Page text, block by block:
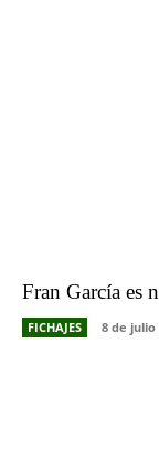
Fran García es
FICHAJES 8 de julio